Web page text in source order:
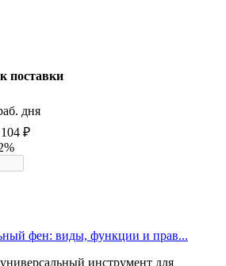
поставки
дня
₽
фен: виды, функции и прав...
инструмент для